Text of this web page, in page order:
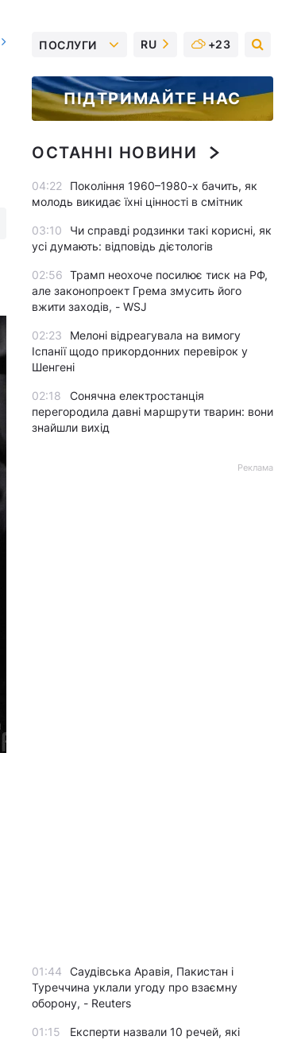
ПОСЛУГИ RU +23
ПІДТРИМАЙТЕ НАС
ОСТАННІ НОВИНИ
04:22
Покоління 1960–1980-х бачить, як
молодь викидає їхні цінності в смітник
03:10
Чи справді родзинки такі корисні, як
усі думають: відповідь дієтологів
02:56 Трамп неохоче посилює тиск на РФ,
але законопроект Грема змусить його
вжити заходів, - WSJ
02:23
Мелоні відреагувала на вимогу
Іспанії щодо прикордонних перевірок у
Шенгені
02:18
Сонячна електростанція
перегородила давні маршрути тварин: вони
знайшли вихід
Реклама
01:44
Саудівська Аравія, Пакистан і
Туреччина уклали угоду про взаємну
оборону, - Reuters
01:15
Експерти назвали 10 речей, які